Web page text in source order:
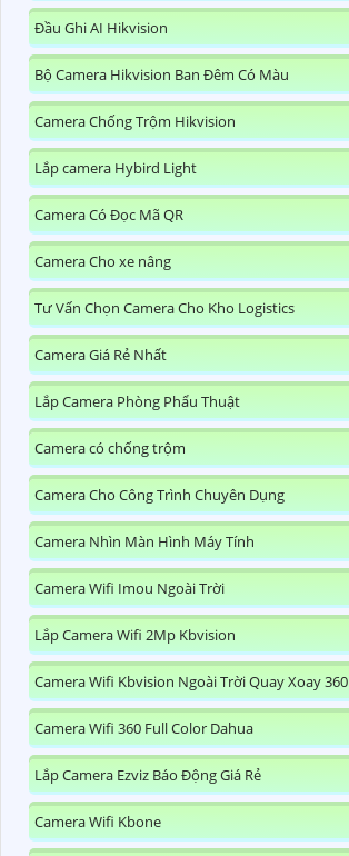
Đầu Ghi AI Hikvision
Bộ Camera Hikvision Ban Đêm Có Màu
Camera Chống Trộm Hikvision
Lắp camera Hybird Light
Camera Có Đọc Mã QR
Camera Cho xe nâng
Tư Vấn Chọn Camera Cho Kho Logistics
Camera Giá Rẻ Nhất
Lắp Camera Phòng Phẩu Thuật
Camera có chống trộm
Camera Cho Công Trình Chuyên Dụng
Camera Nhìn Màn Hình Máy Tính
Camera Wifi Imou Ngoài Trời
Lắp Camera Wifi 2Mp Kbvision
Camera Wifi Kbvision Ngoài Trời Quay Xoay 360
Camera Wifi 360 Full Color Dahua
Lắp Camera Ezviz Báo Động Giá Rẻ
Camera Wifi Kbone